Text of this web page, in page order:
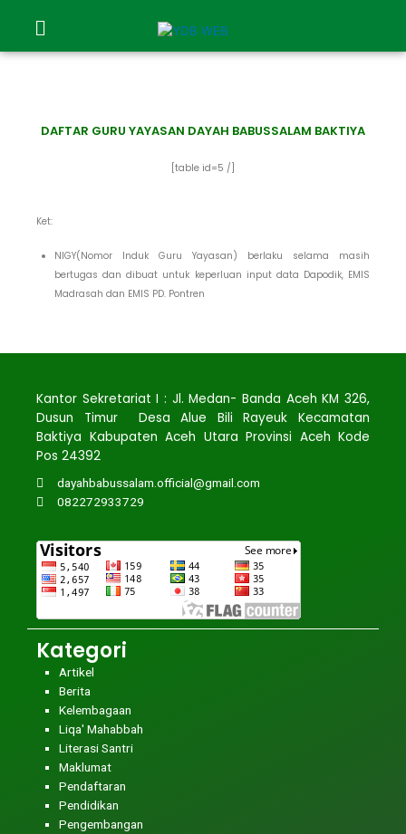
DAFTAR GURU YAYASAN DAYAH BABUSSALAM BAKTIYA
[table id=5 /]
Ket:
NIGY(Nomor Induk Guru Yayasan) berlaku selama masih
bertugas dan dibuat untuk keperluan input data Dapodik, EMIS
Madrasah dan EMIS PD. Pontren
Kantor Sekretariat I : Jl. Medan- Banda Aceh KM 326,
Dusun Timur Desa Alue Bili Rayeuk Kecamatan
Baktiya Kabupaten Aceh Utara Provinsi Aceh Kode
Pos 24392
dayahbabussalam.official@gmail.com
082272933729
Kategori
Artikel
Berita
Kelembagaan
Liqa' Mahabbah
Literasi Santri
Maklumat
Pendaftaran
Pendidikan
Pengembangan